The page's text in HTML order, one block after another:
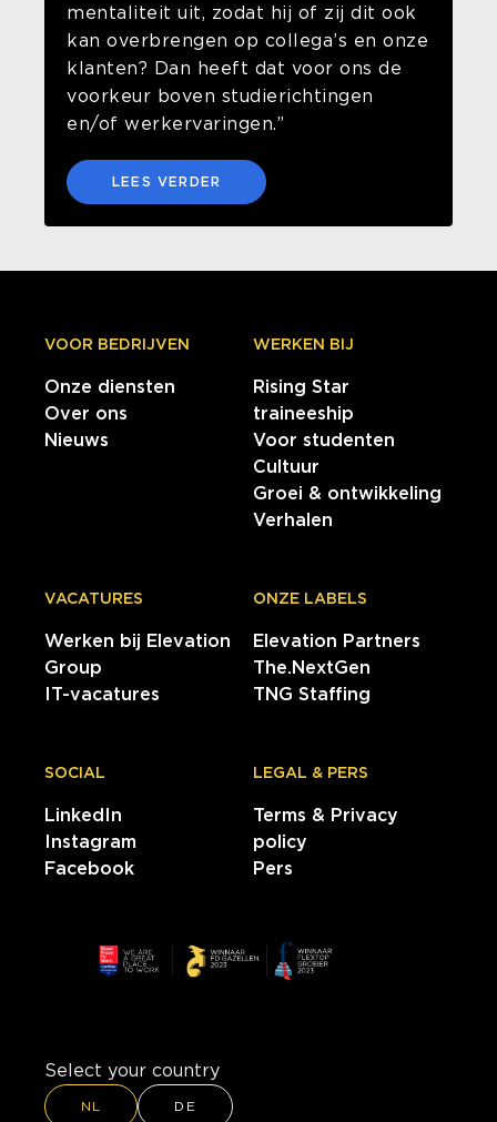
mentaliteit uit, zodat hij of zij dit ook
kan overbrengen op collega’s en onze
klanten? Dan heeft dat voor ons de
voorkeur boven studierichtingen
en/of werkervaringen.”
LEES VERDER
VOOR BEDRIJVEN
Onze diensten
Over ons
Nieuws
WERKEN BIJ
Rising Star
traineeship
Voor studenten
Cultuur
Groei & ontwikkeling
Verhalen
VACATURES
Werken bij Elevation
Group
IT-vacatures
ONZE LABELS
Elevation Partners
The.NextGen
TNG Staffing
SOCIAL
LinkedIn
Instagram
Facebook
LEGAL & PERS
Terms & Privacy
policy
Pers
Select your country
NL DE